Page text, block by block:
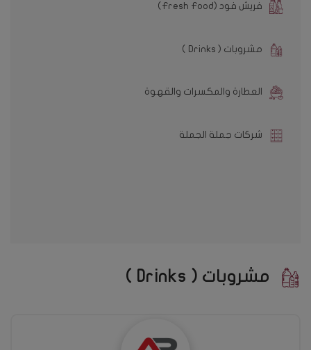
فريش فود (Fresh Food)
مشروبات ( Drinks )
العطارة والمكسرات والقهوة
شركات جملة الجملة
مشروبات ( Drinks )